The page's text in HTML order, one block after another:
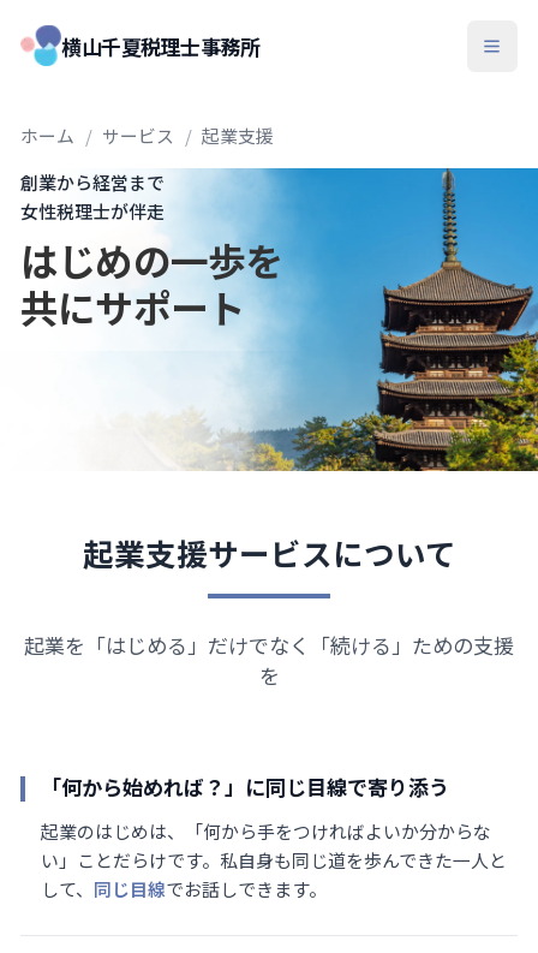
横山千夏税理士事務所
ホーム / サービス / 起業支援
創業から経営まで
女性税理士が伴走
はじめの一歩を
共にサポート
起業支援サービスについて
起業を「はじめる」だけでなく「続ける」ための支援
を
「何から始めれば？」に同じ目線で寄り添う
起業のはじめは、「何から手をつければよいか分からな
い」ことだらけです。私自身も同じ道を歩んできた一人と
して、 同じ目線でお話しできます。